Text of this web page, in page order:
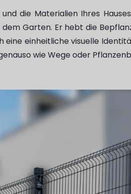
die Materialien Ihres
Garten. Er hebt die
einheitliche visuelle
wie Wege oder